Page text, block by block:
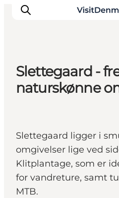
Inspiration
Planlæg ferien
Slettegaard -
naturskønne
Slettegaard ligger i
omgivelser lige ved
Klitplantage, som er
for vandreture, samt
MTB.